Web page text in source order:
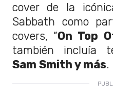
cover de la
Sabbath como
covers, “On Top
también incluía
Sam Smith y más.